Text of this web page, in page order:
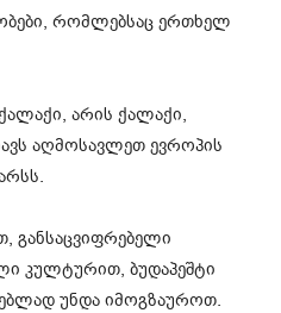
რომლებსაც ერთხელ
არის ქალაქი,
აღმოსავლეთ ევროპის
განსაცვიფრებელი
კულტურით, ბუდაპეშტი
უნდა იმოგზაუროთ.